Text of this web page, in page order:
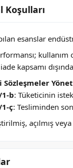
esanslar
kapsamı
Sözleşmeler
b: Tüketicinin
ç: Tesliminden
açılmış